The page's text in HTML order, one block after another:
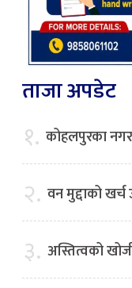
ताजा अपडेट
१. कोहलपुरका
२. वन मुद्दाको खर्च
३. अस्तित्वको